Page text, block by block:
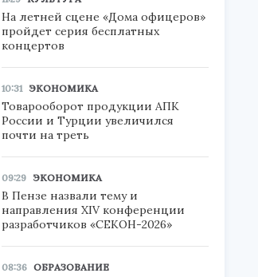
На летней сцене «Дома офицеров»
пройдет серия бесплатных
концертов
10:31 ЭКОНОМИКА
Товарооборот продукции АПК
России и Турции увеличился
почти на треть
09:29 ЭКОНОМИКА
В Пензе назвали тему и
направления XIV конференции
разработчиков «СЕКОН-2026»
08:36 ОБРАЗОВАНИЕ